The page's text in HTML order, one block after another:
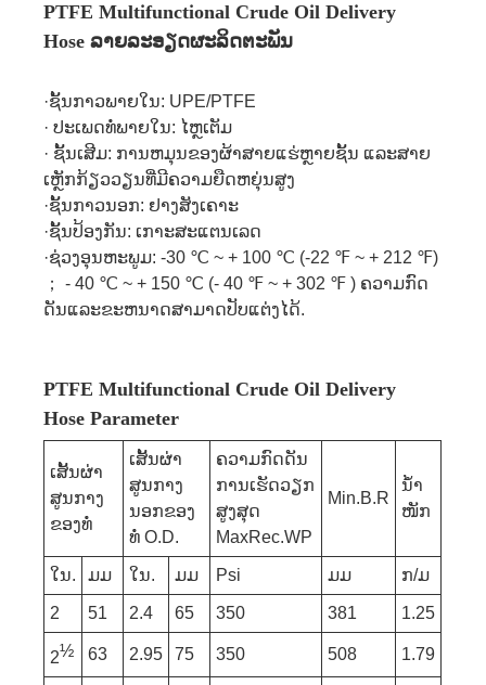
PTFE Multifunctional Crude Oil Delivery
Hose ລາຍລະອຽດຜະລິດຕະພັນ
·ຊັ້ນກາວພາຍໃນ: UPE/PTFE
· ປະເພດທໍ່ພາຍໃນ: ໄຫຼເຕັມ
· ຊັ້ນເສີມ: ການຫມຸນຂອງຜ້າສາຍແຮ່ຫຼາຍຊັ້ນ ແລະສາຍ
ເຫຼັກກ້ຽວວຽນທີ່ມີຄວາມຍືດຫຍຸ່ນສູງ
·ຊັ້ນກາວນອກ: ຢາງສັງເຄາະ
·ຊັ້ນປ້ອງກັນ: ເກາະສະແຕນເລດ
·ຊ່ວງອຸນຫະພູມ: -30 ℃ ~ + 100 ℃ (-22 ℉ ~ + 212 ℉)
； - 40 ℃ ~ + 150 ℃ (- 40 ℉ ~ + 302 ℉ ) ຄວາມກົດ
ດັນແລະຂະຫນາດສາມາດປັບແຕ່ງໄດ້.
PTFE Multifunctional Crude Oil Delivery
Hose Parameter
ເສັ້ນຜ່າ
ສູນກາງ
ຂອງທໍ່
ເສັ້ນຜ່າ
ສູນກາງ
ນອກຂອງ
ທໍ່ O.D.
ຄວາມກົດດັນ
ການເຮັດວຽກ
ສູງສຸດ
MaxRec.WP
Min.B.R
ນ້ຳ
ໜັກ
ໃນ. ມມ ໃນ. ມມ Psi ມມ ກ/ມ
2 51 2.4 65 350 381 1.25
2½ 63 2.95 75 350 508 1.79